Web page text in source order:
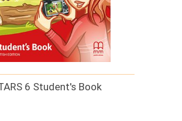
6 Student's Book